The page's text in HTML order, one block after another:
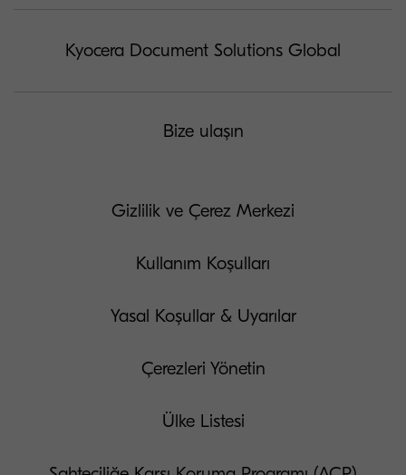
Kyocera Document Solutions Global
Bize ulaşın
Gizlilik ve Çerez Merkezi
Kullanım Koşulları
Yasal Koşullar & Uyarılar
Çerezleri Yönetin
Ülke Listesi